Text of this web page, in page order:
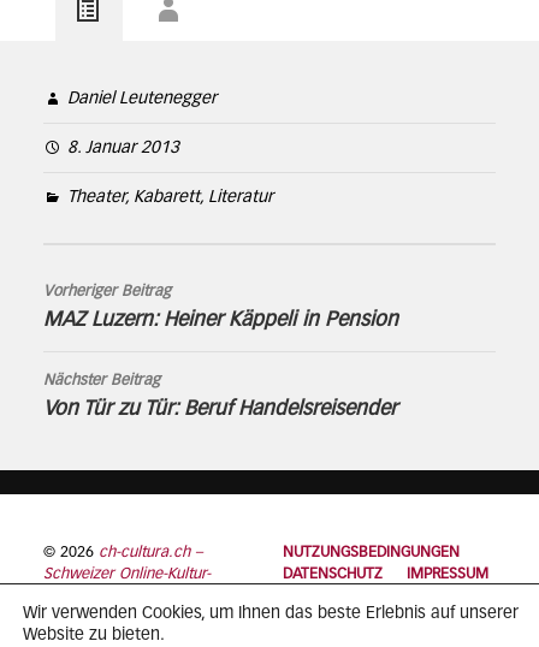
Daniel Leutenegger
8. Januar 2013
Theater, Kabarett, Literatur
Vorheriger Beitrag
MAZ Luzern: Heiner Käppeli in Pension
Nächster Beitrag
Von Tür zu Tür: Beruf Handelsreisender
© 2026 ch-cultura.ch –
Schweizer Online-Kultur-
NUTZUNGSBEDINGUNGEN
DATENSCHUTZ
IMPRESSUM
Wir verwenden Cookies, um Ihnen das beste Erlebnis auf unserer
Website zu bieten.